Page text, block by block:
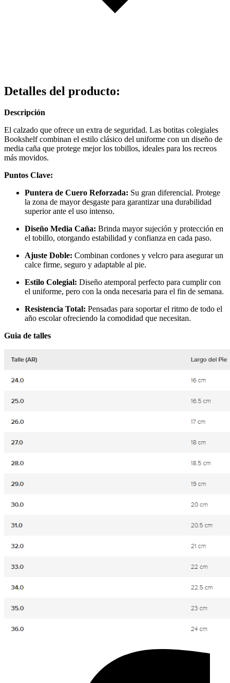
Detalles del producto:
Descripción
El calzado que ofrece un extra de seguridad. Las botitas colegiales
Bookshelf combinan el estilo clásico del uniforme con un diseño de
media caña que protege mejor los tobillos, ideales para los recreos
más movidos.
Puntos Clave:
Puntera de Cuero Reforzada: Su gran diferencial. Protege
la zona de mayor desgaste para garantizar una durabilidad
superior ante el uso intenso.
Diseño Media Caña: Brinda mayor sujeción y protección en
el tobillo, otorgando estabilidad y confianza en cada paso.
Ajuste Doble: Combinan cordones y velcro para asegurar un
calce firme, seguro y adaptable al pie.
Estilo Colegial: Diseño atemporal perfecto para cumplir con
el uniforme, pero con la onda necesaria para el fin de semana.
Resistencia Total: Pensadas para soportar el ritmo de todo el
año escolar ofreciendo la comodidad que necesitan.
Guia de talles